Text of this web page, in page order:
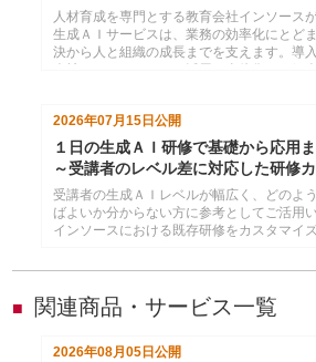
ビス６選
人材育成を専門とする教育会社インソース
生成ＡＩサービスは、業務の効率化にとど
決から人と組織の成長までを支えます。導
2026年07月15日公開
１日の生成ＡＩ研修で基礎から応用
～受講者のレベル差に対応した研修
受講者の生成ＡＩレベルが幅広く、どのよ
ばよいか分からない方に参考としてご活用
インソースにおける既存研修をカスタマイ
■ 関連商品・サービス一覧
2026年08月05日 公開